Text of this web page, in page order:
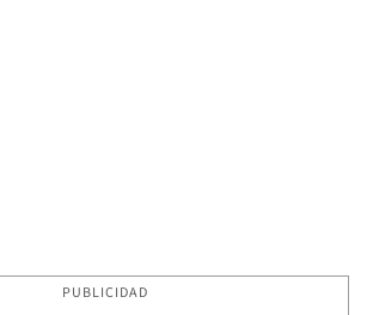
PUBLICIDAD